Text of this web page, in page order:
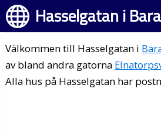
Hasselgatan i Bara
Välkommen till Hasselgatan i
av bland andra gatorna
Alla hus på Hasselgatan har